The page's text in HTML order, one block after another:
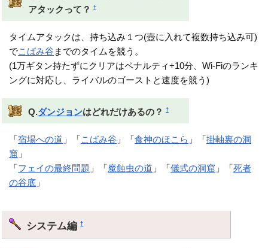
アタックって？
†
タイムアタックは、持ち込み１つ(壺に入れて複数持ち込み可)
でこばみ谷 までのタイムを競う。
(1万ギタン持たずにクリアはペナルティ+10分、Wi-Fiのランキ
ングに対応し、ライバルのゴーストと速度を競う)
Q.ダンジョンはどれだけあるの？ †
「宿場への道 」「こばみ谷 」「食神のほこら 」「掛軸裏の洞
窟 」
「フェイの最終問題 」「魔蝕虫の道 」「儀式の洞窟 」「死者
の谷底 」
システム編†